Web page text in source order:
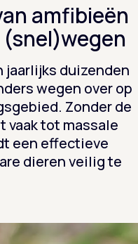
amfibieën
jaarlijks duizenden
wegen over op
Zonder de
tot massale
een effectieve
dieren veilig te